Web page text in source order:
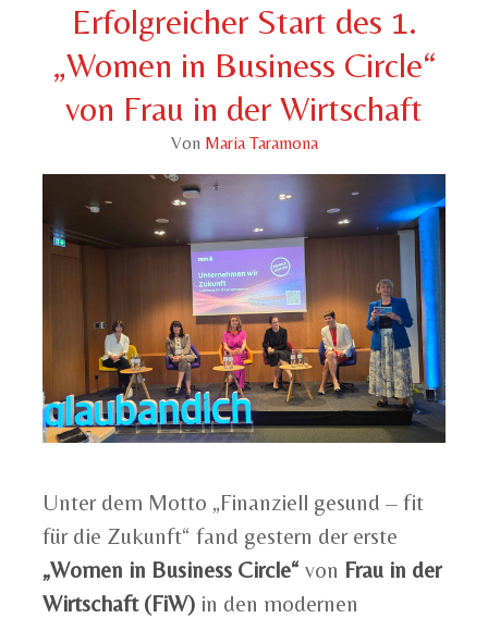
Erfolgreicher Start des 1.
„Women in Business Circle“
von Frau in der Wirtschaft
Von Maria Taramona
Unter dem Motto „Finanziell gesund – fit
für die Zukunft“ fand gestern der erste
„Women in Business Circle“ von Frau in der
Wirtschaft (FiW) in den modernen